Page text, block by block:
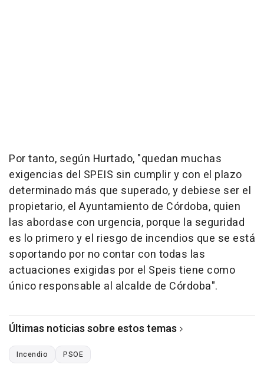
Por tanto, según Hurtado, "quedan muchas
exigencias del SPEIS sin cumplir y con el plazo
determinado más que superado, y debiese ser el
propietario, el Ayuntamiento de Córdoba, quien
las abordase con urgencia, porque la seguridad
es lo primero y el riesgo de incendios que se está
soportando por no contar con todas las
actuaciones exigidas por el Speis tiene como
único responsable al alcalde de Córdoba".
Últimas noticias sobre estos temas
Incendio PSOE